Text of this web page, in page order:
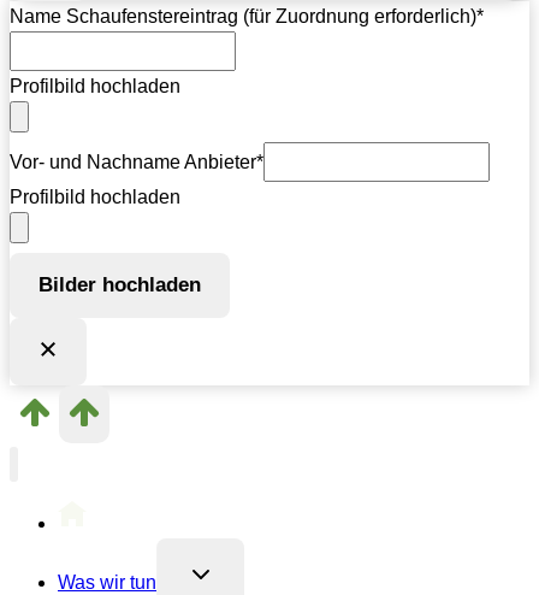
Name Schaufenstereintrag (für Zuordnung erforderlich)*
Profilbild hochladen
Vor- und Nachname Anbieter*
Profilbild hochladen
Bilder hochladen
Was wir tun
Untermenü